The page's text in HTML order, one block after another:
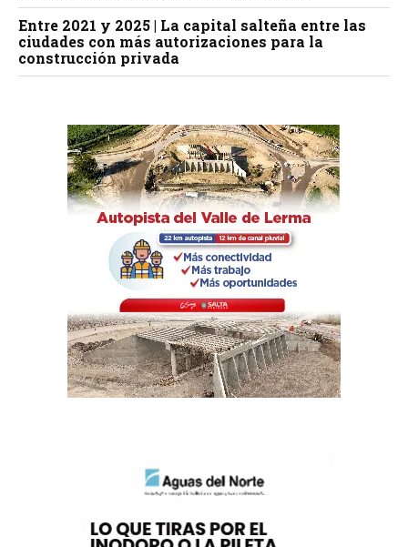
Entre 2021 y 2025 | La capital salteña entre las
ciudades con más autorizaciones para la
construcción privada